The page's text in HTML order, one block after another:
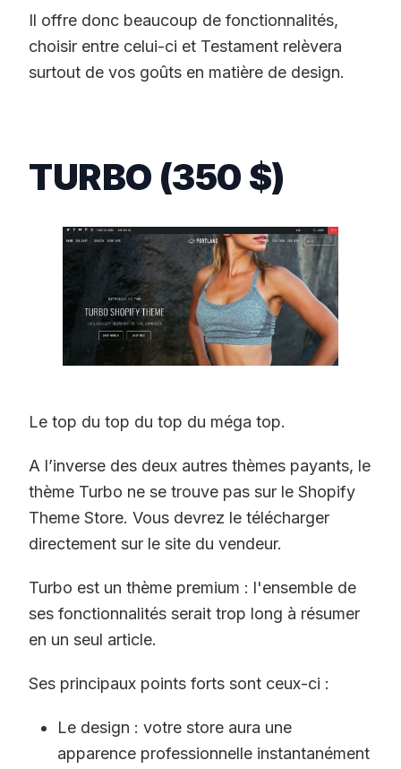
Il offre donc beaucoup de fonctionnalités,
choisir entre celui-ci et Testament relèvera
surtout de vos goûts en matière de design.
TURBO (350 $)
Le top du top du top du méga top.
A l’inverse des deux autres thèmes payants, le
thème Turbo ne se trouve pas sur le Shopify
Theme Store. Vous devrez le télécharger
directement sur le site du vendeur.
Turbo est un thème premium : l'ensemble de
ses fonctionnalités serait trop long à résumer
en un seul article.
Ses principaux points forts sont ceux-ci :
Le design : votre store aura une
apparence professionnelle instantanément